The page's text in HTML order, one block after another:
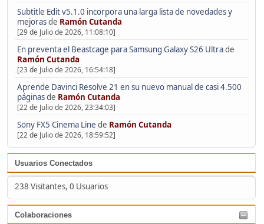
Subtitle Edit v5.1.0 incorpora una larga lista de novedades y
mejorasde Ramón Cutanda
[29 de Julio de 2026, 11:08:10]
En preventa el Beastcage para Samsung Galaxy S26 Ultrade
Ramón Cutanda
[23 de Julio de 2026, 16:54:18]
Aprende Davinci Resolve 21 en su nuevo manual de casi 4.500
páginasde Ramón Cutanda
[22 de Julio de 2026, 23:34:03]
Sony FX5 Cinema Line de Ramón Cutanda
[22 de Julio de 2026, 18:59:52]
Usuarios Conectados
238 Visitantes, 0 Usuarios
Colaboraciones